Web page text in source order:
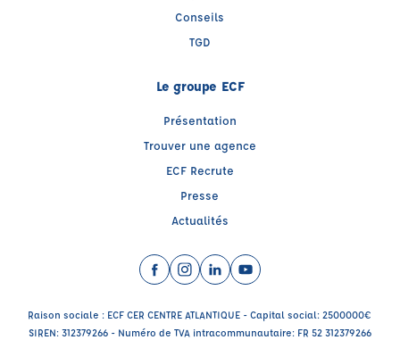
Conseils
TGD
Le groupe ECF
Présentation
Trouver une agence
ECF Recrute
Presse
Actualités
Facebook (nouvelle fenêtre)
Instagram (nouvelle fenêtre)
LinkedIn (nouvelle fenêtre)
YouTube (nouvelle
Raison sociale : ECF CER CENTRE ATLANTIQUE - Capital social: 2500000€
SIREN: 312379266 - Numéro de TVA intracommunautaire: FR 52 312379266